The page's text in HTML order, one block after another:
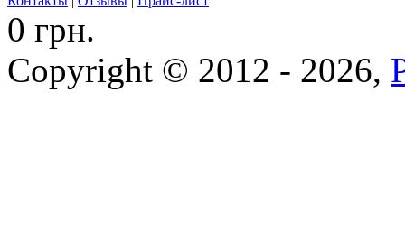
0 грн.
Copyright © 2012 - 2026,